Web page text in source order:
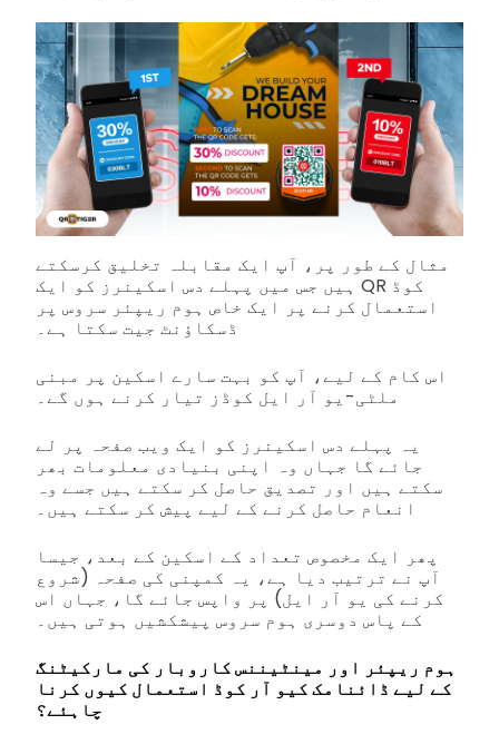
مثال کے طور پر، آپ ایک مقابلہ تخلیق کرسکتے
ہیں جس میں پہلے دس اسکینرز کو ایک QR کوڈ
استعمال کرنے پر ایک خاص ہوم ریپئر سروس پر
ڈسکاؤنٹ جیت سکتا ہے۔
اس کام کے لیے، آپ کو بہت سارے اسکین پر مبنی
ملٹی-یو آر ایل کوڈز تیار کرنے ہوں گے۔
یہ پہلے دس اسکینرز کو ایک ویب صفحہ پر لے
جائے گا جہاں وہ اپنی بنیادی معلومات بھر
سکتے ہیں اور تصدیق حاصل کر سکتے ہیں جسے وہ
انعام حاصل کرنے کے لیے پیش کر سکتے ہیں۔
پھر ایک مخصوص تعداد کے اسکین کے بعد، جیسا
آپ نے ترتیب دیا ہے، یہ کمپنی کی صفحہ (شروع
کرنے کی یو آر ایل) پر واپس جائے گا، جہاں اس
کے پاس دوسری ہوم سروس پیشکشیں ہوتی ہیں۔
ہوم ریپئر اور مینٹیننس کاروبار کی مارکیٹنگ
کے لیے ڈائنامک کیو آر کوڈ استعمال کیوں کرنا
چاہئے؟